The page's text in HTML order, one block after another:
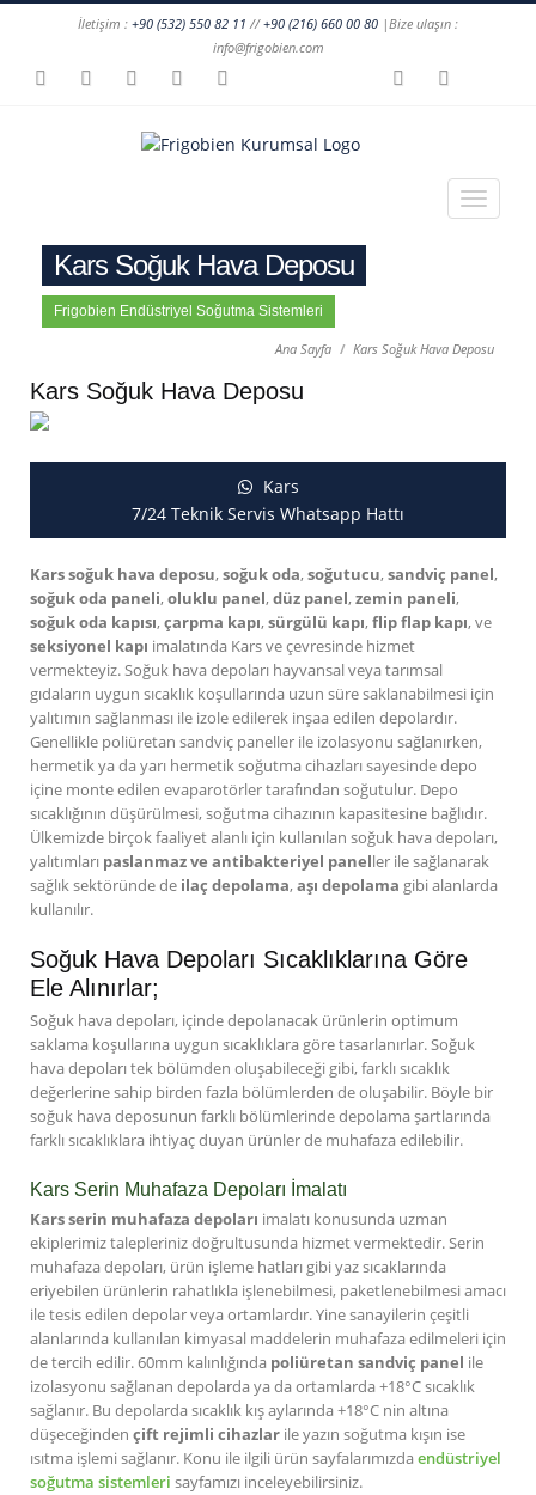
İletişim : +90 (532) 550 82 11 //+90 (216) 660 00 80 |Bize ulaşın :
info@frigobien.com
Kars Soğuk Hava Deposu
Frigobien Endüstriyel Soğutma Sistemleri
Ana Sayfa Kars Soğuk Hava Deposu
Kars Soğuk Hava Deposu
Kars
7/24 Teknik Servis Whatsapp Hattı
Kars soğuk hava deposu,soğuk oda,soğutucu,sandviç panel,
soğuk oda paneli,oluklu panel,düz panel,zemin paneli,
soğuk oda kapısı,çarpma kapı,sürgülü kapı,flip flap kapı, ve
seksiyonel kapı imalatında Kars ve çevresinde hizmet
vermekteyiz. Soğuk hava depoları hayvansal veya tarımsal
gıdaların uygun sıcaklık koşullarında uzun süre saklanabilmesi için
yalıtımın sağlanması ile izole edilerek inşaa edilen depolardır.
Genellikle poliüretan sandviç paneller ile izolasyonu sağlanırken,
hermetik ya da yarı hermetik soğutma cihazları sayesinde depo
içine monte edilen evaparotörler tarafından soğutulur. Depo
sıcaklığının düşürülmesi, soğutma cihazının kapasitesine bağlıdır.
Ülkemizde birçok faaliyet alanlı için kullanılan soğuk hava depoları,
yalıtımları paslanmaz ve antibakteriyel paneller ile sağlanarak
sağlık sektöründe de ilaç depolama,aşı depolama gibi alanlarda
kullanılır.
Soğuk Hava Depoları Sıcaklıklarına Göre
Ele Alınırlar;
Soğuk hava depoları, içinde depolanacak ürünlerin optimum
saklama koşullarına uygun sıcaklıklara göre tasarlanırlar. Soğuk
hava depoları tek bölümden oluşabileceği gibi, farklı sıcaklık
değerlerine sahip birden fazla bölümlerden de oluşabilir. Böyle bir
soğuk hava deposunun farklı bölümlerinde depolama şartlarında
farklı sıcaklıklara ihtiyaç duyan ürünler de muhafaza edilebilir.
Kars Serin Muhafaza Depoları İmalatı
Kars serin muhafaza depoları imalatı konusunda uzman
ekiplerimiz talepleriniz doğrultusunda hizmet vermektedir. Serin
muhafaza depoları, ürün işleme hatları gibi yaz sıcaklarında
eriyebilen ürünlerin rahatlıkla işlenebilmesi, paketlenebilmesi amacı
ile tesis edilen depolar veya ortamlardır. Yine sanayilerin çeşitli
alanlarında kullanılan kimyasal maddelerin muhafaza edilmeleri için
de tercih edilir. 60mm kalınlığında poliüretan sandviç panel ile
izolasyonu sağlanan depolarda ya da ortamlarda +18°C sıcaklık
sağlanır. Bu depolarda sıcaklık kış aylarında +18°C nin altına
düşeceğinden çift rejimli cihazlar ile yazın soğutma kışın ise
ısıtma işlemi sağlanır. Konu ile ilgili ürün sayfalarımızdaendüstriyel
soğutma sistemleri sayfamızı inceleyebilirsiniz.